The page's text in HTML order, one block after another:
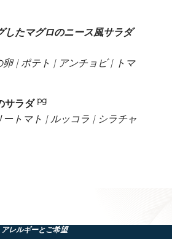
したマグロのニース風サラダ
| ポテト | アンチョビ | トマ
サラダ pg
ートマト | ルッコラ | シラチャ
アレルギーとご希望